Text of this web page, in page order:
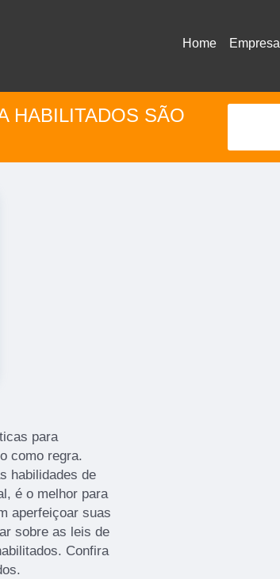
Home Empresa
HABILITADOS SÃO
para
como regra.
habilidades de
é o melhor para
aperfeiçoar suas
sobre as leis de
Confira